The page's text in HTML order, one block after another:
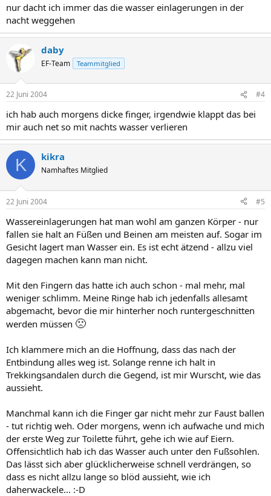
nur dacht ich immer das die wasser einlagerungen in der
nacht weggehen
daby
EF-Team Teammitglied
22 Juni 2004 #4
ich hab auch morgens dicke finger, irgendwie klappt das bei
mir auch net so mit nachts wasser verlieren
K kikra
Namhaftes Mitglied
22 Juni 2004 #5
Wassereinlagerungen hat man wohl am ganzen Körper - nur
fallen sie halt an Füßen und Beinen am meisten auf. Sogar im
Gesicht lagert man Wasser ein. Es ist echt ätzend - allzu viel
dagegen machen kann man nicht.
Mit den Fingern das hatte ich auch schon - mal mehr, mal
weniger schlimm. Meine Ringe hab ich jedenfalls allesamt
abgemacht, bevor die mir hinterher noch runtergeschnitten
werden müssen 🙁
Ich klammere mich an die Hoffnung, dass das nach der
Entbindung alles weg ist. Solange renne ich halt in
Trekkingsandalen durch die Gegend, ist mir Wurscht, wie das
aussieht.
Manchmal kann ich die Finger gar nicht mehr zur Faust ballen
- tut richtig weh. Oder morgens, wenn ich aufwache und mich
der erste Weg zur Toilette führt, gehe ich wie auf Eiern.
Offensichtlich hab ich das Wasser auch unter den Fußsohlen.
Das lässt sich aber glücklicherweise schnell verdrängen, so
dass es nicht allzu lange so blöd aussieht, wie ich
daherwackele... :-D